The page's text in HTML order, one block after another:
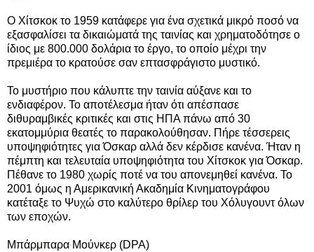
Ο Χίτσκοκ το 1959 κατάφερε για ένα σχετικά μικρό ποσό να
εξασφαλίσει τα δικαιώματά της ταινίας και χρηματοδότησε ο
ίδιος με 800.000 δολάρια το έργο, το οποίο μέχρι την
πρεμιέρα το κρατούσε σαν επτασφράγιστο μυστικό.
Το μυστήριο που κάλυπτε την ταινία αύξανε και το
ενδιαφέρον. Το αποτέλεσμα ήταν ότι απέσπασε
διθυραμβικές κριτικές και στις ΗΠΑ πάνω από 30
εκατομμύρια θεατές το παρακολούθησαν. Πήρε τέσσερεις
υποψηφιότητες για Όσκαρ αλλά δεν κέρδισε κανένα. Ήταν η
πέμπτη και τελευταία υποψηφιότητα του Χίτσκοκ για Όσκαρ.
Πέθανε το 1980 χωρίς ποτέ να του απονεμηθεί κανένα. Το
2001 όμως η Αμερικανική Ακαδημία Κινηματογράφου
κατέταξε το Ψυχώ στο καλύτερο θρίλερ του Χόλυγουντ όλων
των εποχών.
Μπάρμπαρα Μούνκερ (DPA)